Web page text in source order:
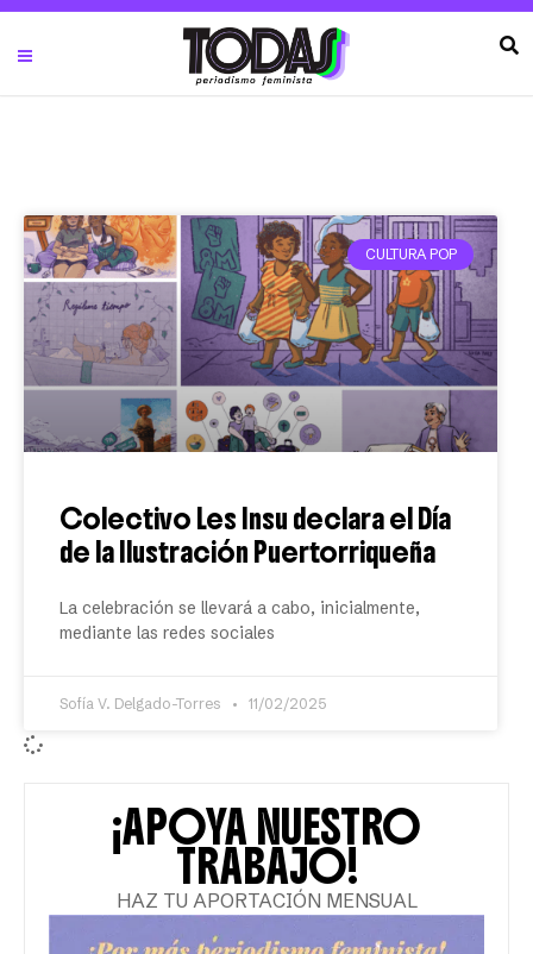
CULTURA POP
Colectivo Les Insu declara el Día
de la Ilustración Puertorriqueña
La celebración se llevará a cabo, inicialmente,
mediante las redes sociales
Sofía V. Delgado-Torres 11/02/2025
¡APOYA NUESTRO
TRABAJO!
HAZ TU APORTACIÓN MENSUAL